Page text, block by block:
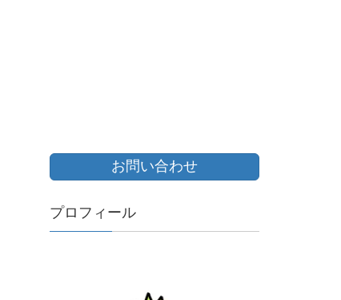
お問い合わせ
プロフィール